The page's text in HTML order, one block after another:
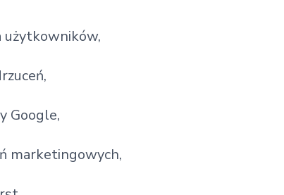
użytkowników,
Google,
marketingowych,